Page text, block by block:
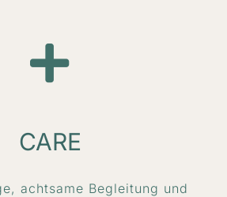
CARE
achtsame Begleitung und